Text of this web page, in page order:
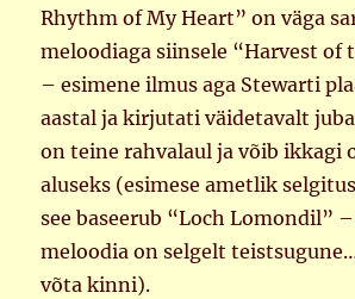
Rhythm of My Heart” on väga
meloodiaga siinsele “Harvest of
– esimene ilmus aga Stewarti
aastal ja kirjutati väidetavalt
on teine rahvalaul ja võib ikkagi
aluseks (esimese ametlik
see baseerub “Loch Lomondil”
meloodia on selgelt
võta kinni).